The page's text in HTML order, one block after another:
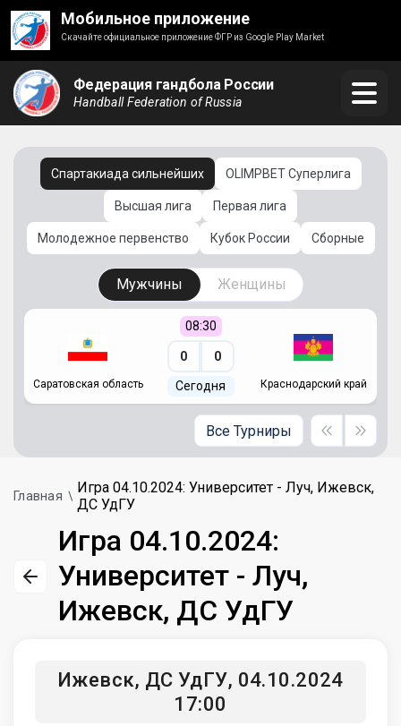
Мобильное приложение
Скачайте официальное приложение ФГР из Google Play Market
Федерация гандбола России
Handball Federation of Russia
Спартакиада сильнейших OLIMPBET Суперлига
Высшая лига Первая лига
Молодежное первенство Кубок России Сборные
Мужчины Женщины
Саратовская область
08:30
0 0
Сегодня Краснодарский край
Все Турниры
Главная
Игра 04.10.2024: Университет - Луч, Ижевск,
ДС УдГУ
Игра 04.10.2024:
Университет - Луч,
Ижевск, ДС УдГУ
Ижевск, ДС УдГУ, 04.10.2024
17:00